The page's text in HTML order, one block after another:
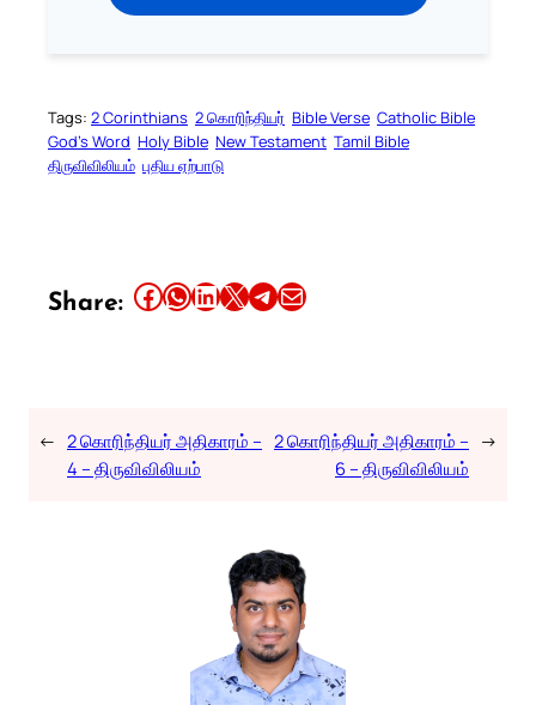
Tags: 2 Corinthians 2 கொரிந்தியர் Bible Verse Catholic Bible
God’s Word Holy Bible New Testament Tamil Bible
திருவிவிலியம் புதிய ஏற்பாடு
Share: Share this article on Facebook Share this article on WhatsApp Share this article on LinkedIn Share this article on X Share this article on TelegramEmail this Article
← 2 கொரிந்தியர் அதிகாரம் –
4 – திருவிவிலியம்
2 கொரிந்தியர் அதிகாரம் –
6 – திருவிவிலியம்
→